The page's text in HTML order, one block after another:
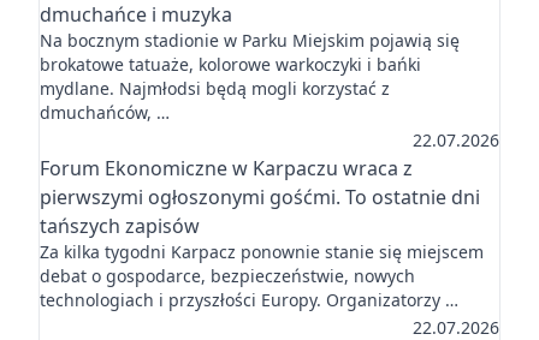
dmuchańce i muzyka
Na bocznym stadionie w Parku Miejskim pojawią się
brokatowe tatuaże, kolorowe warkoczyki i bańki
mydlane. Najmłodsi będą mogli korzystać z
dmuchańców, …
22.07.2026
Forum Ekonomiczne w Karpaczu wraca z
pierwszymi ogłoszonymi gośćmi. To ostatnie dni
tańszych zapisów
Za kilka tygodni Karpacz ponownie stanie się miejscem
debat o gospodarce, bezpieczeństwie, nowych
technologiach i przyszłości Europy. Organizatorzy …
22.07.2026